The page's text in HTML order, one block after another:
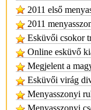
2011 első
2011
Esküvői csokor
Online esküvő
Megjelent a
Esküvői virág
Menyasszonyi
Menyasszonyi